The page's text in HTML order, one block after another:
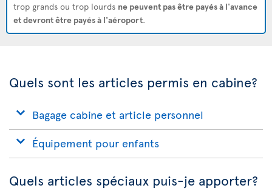
trop grands ou trop lourds ne peuvent pas être payés à l'avance
et devront être payés à l'aéroport.
Quels sont les articles permis en cabine?
Bagage cabine et article personnel
Équipement pour enfants
Quels articles spéciaux puis-je apporter?